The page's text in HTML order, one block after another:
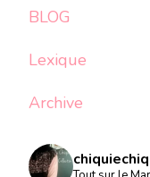
BLOG
Lexique
Archive